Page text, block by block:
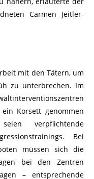
Carmen Jeitler-
mit den Tätern, um
zu unterbrechen. Im
Korsett genommen
verpflichtende
Bei
müssen sich die
bei den Zentren
– entsprechende